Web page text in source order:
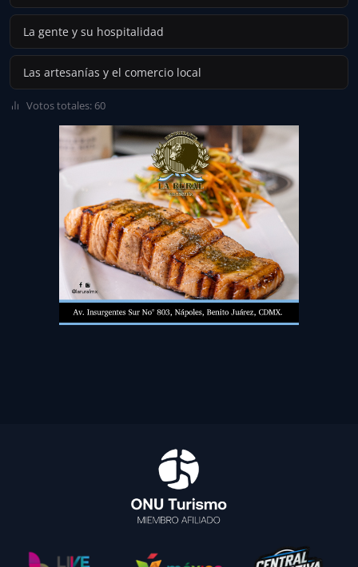
La gente y su hospitalidad
Las artesanías y el comercio local
Votos totales: 60